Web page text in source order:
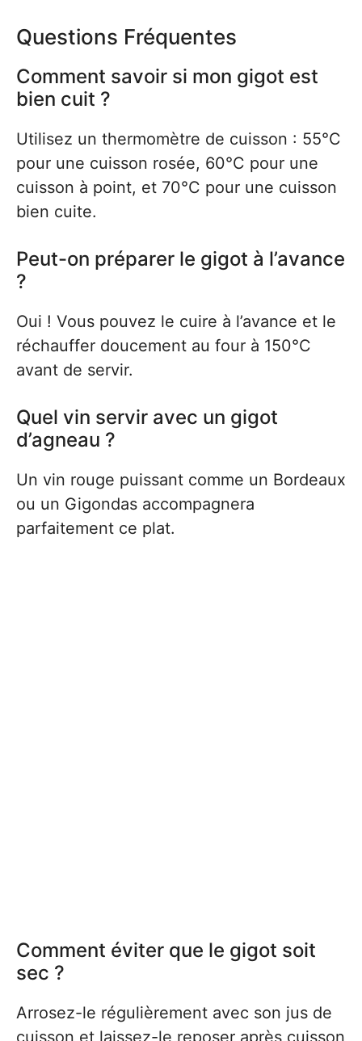
Questions Fréquentes
Comment savoir si mon gigot est
bien cuit ?
Utilisez un thermomètre de cuisson : 55°C
pour une cuisson rosée, 60°C pour une
cuisson à point, et 70°C pour une cuisson
bien cuite.
Peut-on préparer le gigot à l’avance
?
Oui ! Vous pouvez le cuire à l’avance et le
réchauffer doucement au four à 150°C
avant de servir.
Quel vin servir avec un gigot
d’agneau ?
Un vin rouge puissant comme un Bordeaux
ou un Gigondas accompagnera
parfaitement ce plat.
Comment éviter que le gigot soit
sec ?
Arrosez-le régulièrement avec son jus de